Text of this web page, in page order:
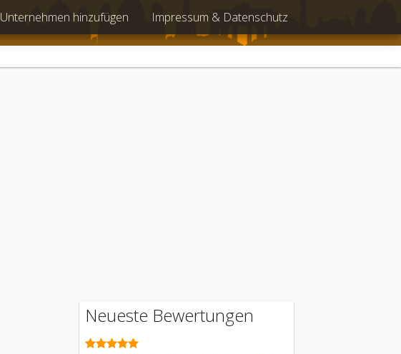
Unternehmen hinzufügen Impressum & Datenschutz
Neueste Bewertungen